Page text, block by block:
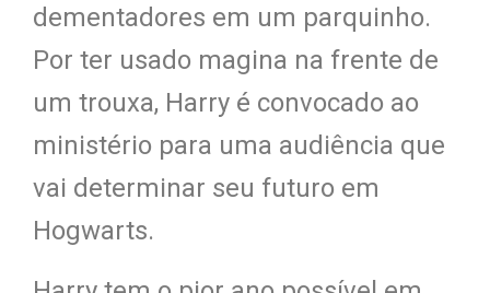
dementadores em um parquinho.
Por ter usado magina na frente de
um trouxa, Harry é convocado ao
ministério para uma audiência que
vai determinar seu futuro em
Hogwarts.